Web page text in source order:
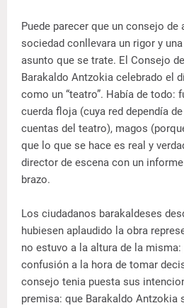
Puede parecer que un consejo
sociedad conllevara un rigor y
asunto que se trate. El Consejo
Barakaldo Antzokia celebrado el
como un “teatro”. Había de todo:
cuerda floja (cuya red dependía
cuentas del teatro), magos
que lo que se hace es real y
director de escena con un
brazo.
Los ciudadanos barakaldeses
hubiesen aplaudido la obra
no estuvo a la altura de la
confusión a la hora de tomar
consejo tenia puesta sus
premisa: que Barakaldo Antzokia